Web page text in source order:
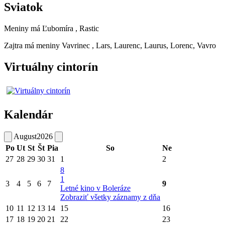
Sviatok
Meniny má Ľubomíra , Rastic
Zajtra má meniny Vavrinec , Lars, Laurenc, Laurus, Lorenc, Vavro
Virtuálny cintorín
Kalendár
August2026
Po Ut St Št Pia So
Ne
27 28 29 30 31 1 2
3 4 5 6 7
8
1
Letné kino v Boleráze
Zobraziť všetky záznamy z dňa
9
10 11 12 13 14 15
16
17 18 19 20 21 22
23